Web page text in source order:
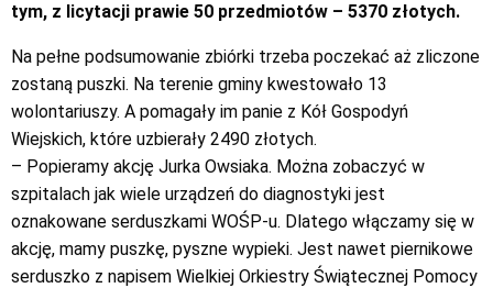
tym, z licytacji prawie 50 przedmiotów – 5370 złotych.
Na pełne podsumowanie zbiórki trzeba poczekać aż zliczone
zostaną puszki. Na terenie gminy kwestowało 13
wolontariuszy. A pomagały im panie z Kół Gospodyń
Wiejskich, które uzbierały 2490 złotych.
– Popieramy akcję Jurka Owsiaka. Można zobaczyć w
szpitalach jak wiele urządzeń do diagnostyki jest
oznakowane serduszkami WOŚP-u. Dlatego włączamy się w
akcję, mamy puszkę, pyszne wypieki. Jest nawet piernikowe
serduszko z napisem Wielkiej Orkiestry Świątecznej Pomocy